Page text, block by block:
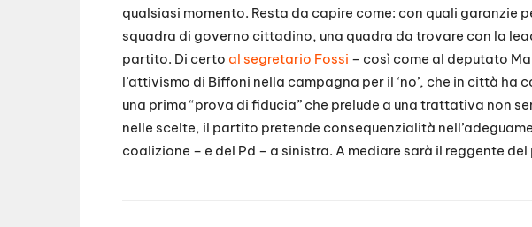
qualsiasi momento. Resta da capire come: con quali garanzie
squadra di governo cittadino, una quadra da trovare con la
partito. Di certo al segretario Fossi – così come al deputato
l’attivismo di Biffoni nella campagna per il ‘no’, che in città ha
una prima “prova di fiducia” che prelude a una trattativa non
nelle scelte, il partito pretende consequenzialità
coalizione – e del Pd – a sinistra. A mediare sarà il reggente